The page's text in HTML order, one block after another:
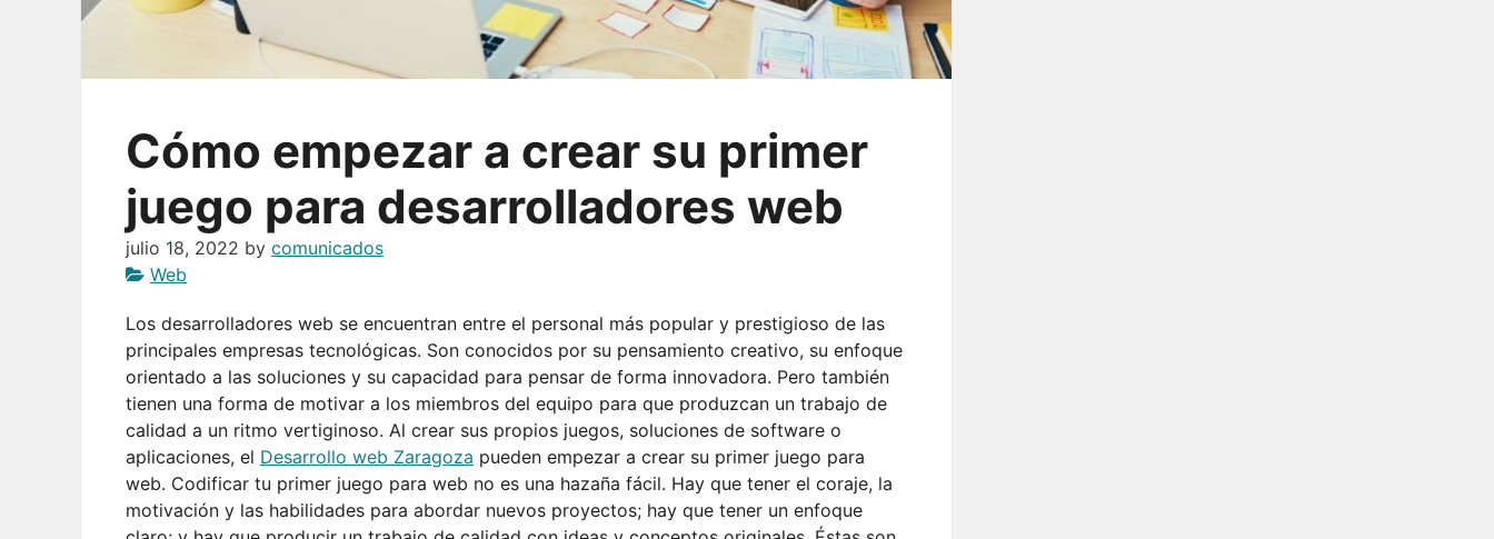
Cómo empezar a crear su primer
juego para desarrolladores web
julio 18, 2022 by comunicados
Web
Los desarrolladores web se encuentran entre el personal más popular y prestigioso de las
principales empresas tecnológicas. Son conocidos por su pensamiento creativo, su enfoque
orientado a las soluciones y su capacidad para pensar de forma innovadora. Pero también
tienen una forma de motivar a los miembros del equipo para que produzcan un trabajo de
calidad a un ritmo vertiginoso. Al crear sus propios juegos, soluciones de software o
aplicaciones, el Desarrollo web Zaragoza pueden empezar a crear su primer juego para
web. Codificar tu primer juego para web no es una hazaña fácil. Hay que tener el coraje, la
motivación y las habilidades para abordar nuevos proyectos; hay que tener un enfoque